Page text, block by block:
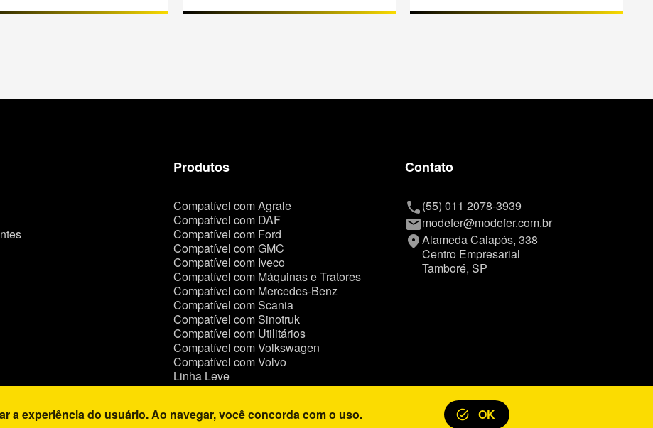
Produtos
Compatível com Agrale
Compatível com DAF
Compatível com Ford
Compatível com GMC
Compatível com Iveco
Compatível com Máquinas e Tratores
Compatível com Mercedes-Benz
Compatível com Scania
Compatível com Sinotruk
Compatível com Utilitários
Compatível com Volkswagen
Compatível com Volvo
Linha Leve
Contato
phone(55) 011 2078-3939
mailmodefer@modefer.com.br
placeAlameda Caiapós, 338
Centro Empresarial
Tamboré, SP
a experiência do usuário. Ao navegar, você concorda com o uso. task_alt OK